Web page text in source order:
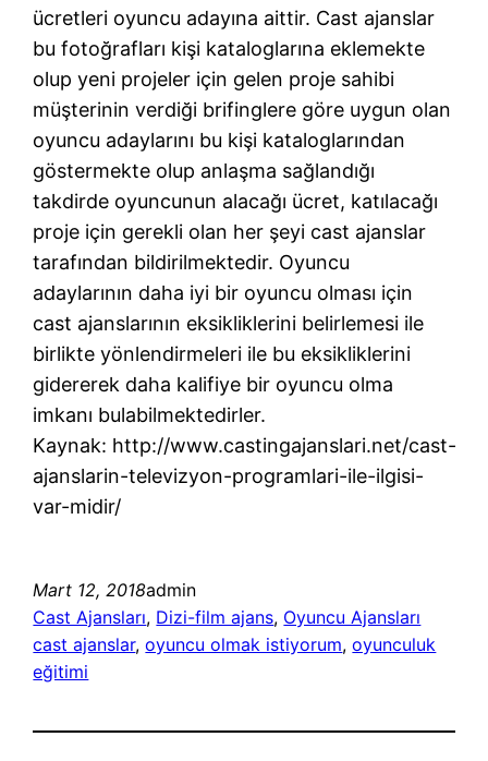
ücretleri oyuncu adayına aittir. Cast ajanslar
bu fotoğrafları kişi kataloglarına eklemekte
olup yeni projeler için gelen proje sahibi
müşterinin verdiği brifinglere göre uygun olan
oyuncu adaylarını bu kişi kataloglarından
göstermekte olup anlaşma sağlandığı
takdirde oyuncunun alacağı ücret, katılacağı
proje için gerekli olan her şeyi cast ajanslar
tarafından bildirilmektedir. Oyuncu
adaylarının daha iyi bir oyuncu olması için
cast ajanslarının eksikliklerini belirlemesi ile
birlikte yönlendirmeleri ile bu eksikliklerini
gidererek daha kalifiye bir oyuncu olma
imkanı bulabilmektedirler.
Kaynak: http://www.castingajanslari.net/cast-
ajanslarin-televizyon-programlari-ile-ilgisi-
var-midir/
Mart 12, 2018admin
Cast Ajansları, Dizi-film ajans, Oyuncu Ajansları
cast ajanslar, oyuncu olmak istiyorum, oyunculuk
eğitimi